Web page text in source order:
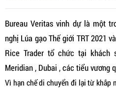
Bureau Veritas vinh dự là một
nghị Lúa gạo Thế giới TRT 2021
Rice Trader tổ chức tại
Meridian , Dubai , các tiểu vương
Vì hạn chế di chuyển đi lại từ khắp